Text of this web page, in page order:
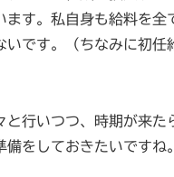
ます。私自身も給料を全
いです。（ちなみに初任
と行いつつ、時期が来た
備をしておきたいですね。